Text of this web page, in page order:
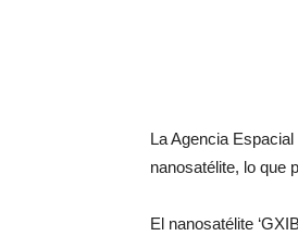
La Agencia
nanosatélite, lo que
El nanosatélite